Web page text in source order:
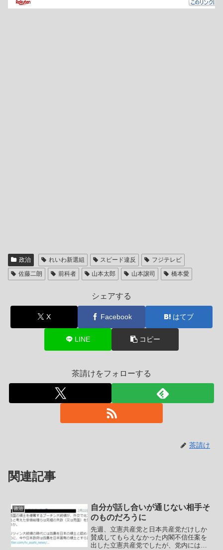
政治 れいわ新選組 スピード違反
フジテレビ
佐藤二朗
前科者 山本太郎 山本譲司 橋本愛
シェアする
X Facebook はてブ
LINE コピー
茶請けをフォローする
茶請け
関連記事
政治
自分が話し合いが通じない相手そ
のものだろうに
先週、立憲共産党と日本共産党だけしか
賛成してもらえなかった内閣不信任案を
出した立憲共産党でしたが、党内には内